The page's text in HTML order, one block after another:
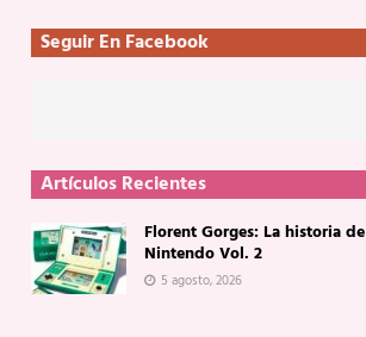
Seguir En Facebook
Artículos Recientes
Florent Gorges: La historia de
Nintendo Vol. 2
5 agosto, 2026